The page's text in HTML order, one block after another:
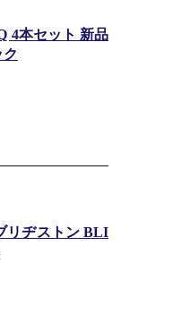
4本セット 新品
リヂストン BLI